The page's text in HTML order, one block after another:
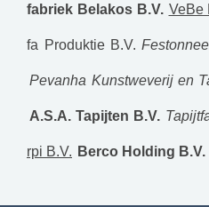
fabriek Belakos B.V. VeBe
fa Produktie B.V.
Pevanha Kunstweverij en
A.S.A. Tapijten B.V.
rpi B.V. Berco Holding B.V.